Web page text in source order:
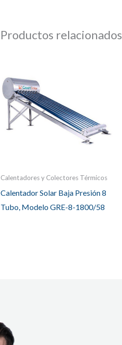
Productos relacionados
Calentadores y Colectores Térmicos
Calentador Solar Baja Presión 8
Tubo, Modelo GRE-8-1800/58